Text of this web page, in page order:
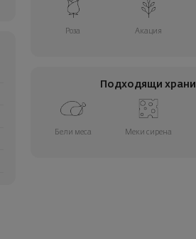
Роза Акация
Подходящи храни
Бели меса Меки сирена